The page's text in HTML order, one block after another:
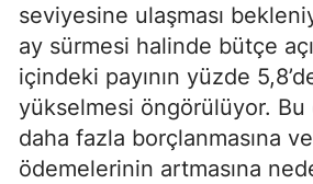
seviyesine ulaşması
ay sürmesi halinde bütçe
içindeki payının yüzde
yükselmesi öngörülüyor. Bu
daha fazla borçlanmasına
ödemelerinin artmasına